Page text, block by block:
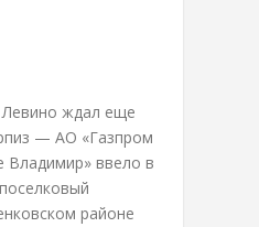
ждал еще
— АО «Газпром
Владимир» ввело в
районе